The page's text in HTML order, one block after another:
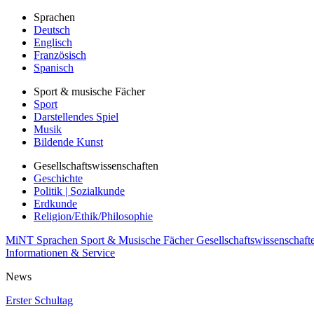
Sprachen
Deutsch
Englisch
Französisch
Spanisch
Sport & musische Fächer
Sport
Darstellendes Spiel
Musik
Bildende Kunst
Gesellschaftswissenschaften
Geschichte
Politik | Sozialkunde
Erdkunde
Religion/Ethik/Philosophie
MiNT Sprachen Sport & Musische Fächer
Informationen & Service
News
Erster Schultag